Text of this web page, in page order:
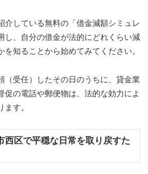
介している無料の「借金減額シミュレ
し、自分の借金が法的にどれくらい減
を知ることから始めてみてください。
（受任）したその日のうちに、貸金業
促の電話や郵便物は、法的な効力によ
ます。
西区で平穏な日常を取り戻すた